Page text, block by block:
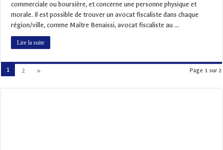
commerciale ou boursière, et concerne une personne physique et
morale. Il est possible de trouver un avocat fiscaliste dans chaque
région/ville, comme Maître Benaissi, avocat fiscaliste au …
Lire la suite
Page 1 sur 2
1 2 »